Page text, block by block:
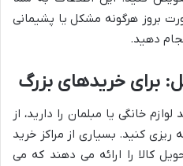
بروز هرگونه مشکل یا پشیمانی
دهید.
برای خریدهای بزرگ
خانگی یا مبلمان را دارید، از
کنید. بسیاری از مراکز خرید
کالا را ارائه می دهند که می